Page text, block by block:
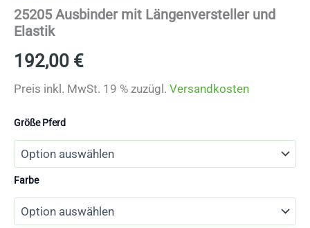
25205 Ausbinder mit Längenversteller und
Elastik
192,00 €
Preis inkl. MwSt. 19 % zuzügl. Versandkosten
Größe Pferd
Farbe